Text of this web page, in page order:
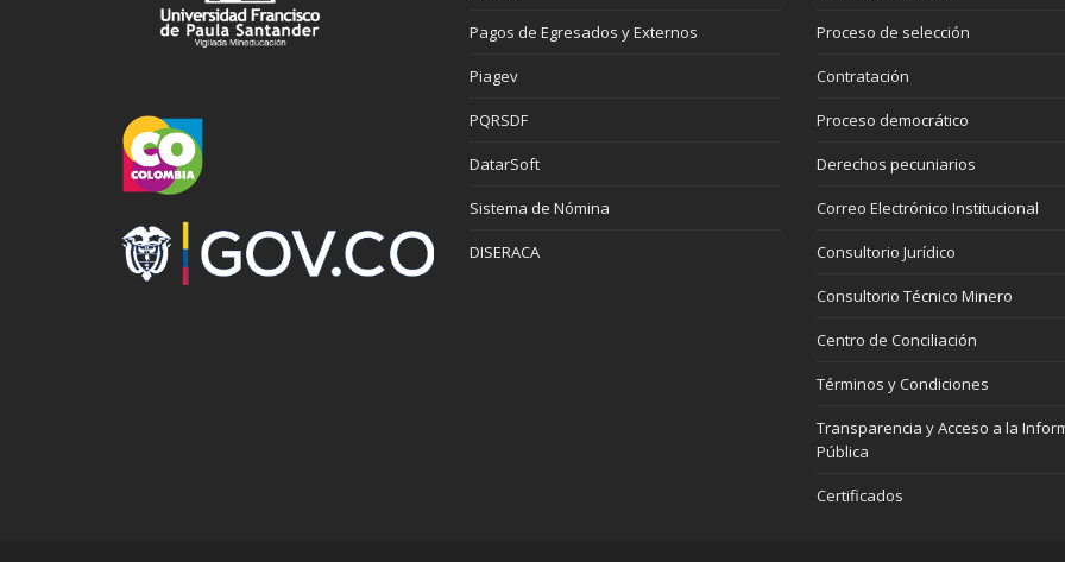
Pagos de Egresados y Externos
Piagev
PQRSDF
DatarSoft
Sistema de Nómina
DISERACA
Proceso de selección
Contratación
Proceso democrático
Derechos pecuniarios
Correo Electrónico Institucional
Consultorio Jurídico
Consultorio Técnico Minero
Centro de Conciliación
Términos y Condiciones
Transparencia y Acceso a la
Pública
Certificados